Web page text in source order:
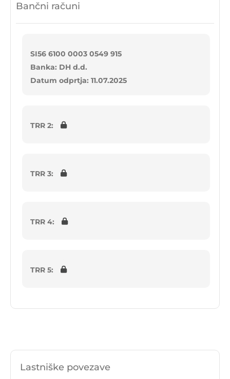
Bančni računi
SI56 6100 0003 0549 915
Banka: DH d.d.
Datum odprtja: 11.07.2025
TRR 2:
TRR 3:
TRR 4:
TRR 5:
Lastniške povezave